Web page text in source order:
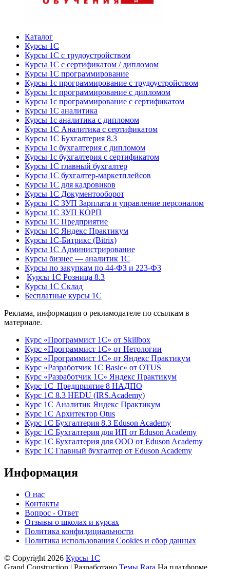
Каталог
Курсы 1С
Курсы 1С с трудоустройством
Курсы 1С с сертификатом / дипломом
Курсы 1С программирование
Курсы 1с программирование с трудоустройством
Курсы 1с программирование с дипломом
Курсы 1с программирование с сертификатом
Курсы 1С аналитика
Курсы 1с аналитика с дипломом
Курсы 1С Аналитика с сертификатом
Курсы 1С Бухгалтерия 8.3
Курсы 1с бухгалтерия с дипломом
Курсы 1с бухгалтерия с сертификатом
Курсы 1С главный бухгалтер
Курсы 1С бухгалтер-маркетплейсов
Курсы 1С для кадровиков
Курсы 1С Документооборот
Курсы 1С ЗУП Зарплата и управление персоналом
Курсы 1С ЗУП КОРП
Курсы 1С Предприятие
Курсы 1С Яндекс Практикум
Курсы 1С-Битрикс (Bitrix)
Курсы 1С Администрирование
Курсы бизнес — аналитик 1С
Курсы по закупкам по 44‑ФЗ и 223‑ФЗ
Курсы 1С Розница 8.3
Курсы 1С Склад
Бесплатные курсы 1С
Реклама, информация о рекламодателе по ссылкам в
материале.
Курс «Программист 1С» от Skillbox
Курс «Программист 1С» от Нетологии
Курс «Программист 1С» от Яндекс Практикум
Курс «Разработчик 1С Basic» от OTUS
Курс «Разработчик 1С» Яндекс Практикум
Курс 1С Предприятие 8 НАДПО
Курс 1С 8.3 HEDU (IRS.Academy)
Курс 1С Аналитик Яндекс Практикум
Курс 1С Архитектор Otus
Курс 1С Бухгалтерия 8.3 Eduson Academy
Курс 1С Бухгалтерия для ИП от Eduson Academy
Курс 1С Бухгалтерия для ООО от Eduson Academy
Курс 1С Главный бухгалтер от Eduson Academy
Информация
О нас
Контакты
Вопрос - Ответ
Отзывы о школах и курсах
Политика конфидициальности
Политика использования Cookies и сбор данных
© Copyright 2026 Курсы 1С
Grand Construction | Разработано Темы Rara На платформе